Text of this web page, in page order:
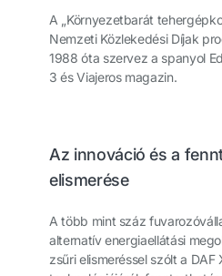
A „Környezetbarát
Nemzeti Közlekedési Díjak
1988 óta szervez a spanyol
3 és Viajeros magazin.
Az innováció és a
elismerése
A több mint száz
alternatív energiaellátási
zsűri elismeréssel szólt a DAF